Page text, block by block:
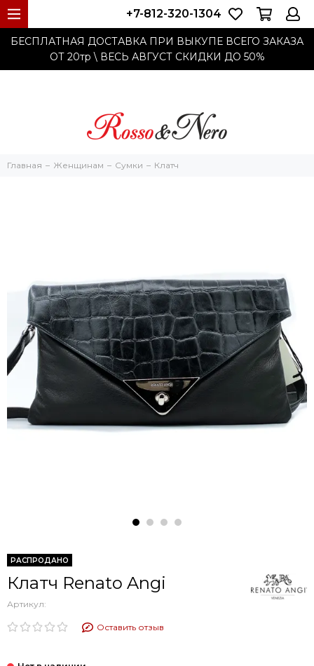
БЕСПЛАТНАЯ ДОСТАВКА ПРИ ВЫКУПЕ ВСЕГО ЗАКАЗА
ОТ 20тр \ ВЕСЬ АВГУСТ СКИДКИ ДО 50%
+7-812-320-1304
Главная Женщинам Cумки Клатч
РАСПРОДАНО
Клатч Renato Angi
Артикул:
Оставить отзыв